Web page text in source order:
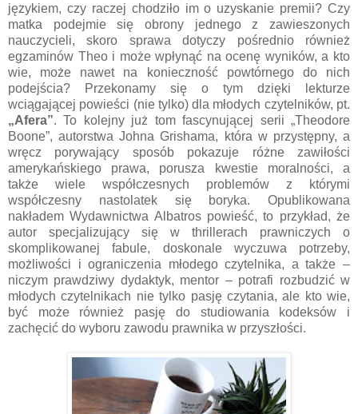
językiem, czy raczej chodziło im o uzyskanie premii? Czy
matka podejmie się obrony jednego z zawieszonych
nauczycieli, skoro sprawa dotyczy pośrednio również
egzaminów Theo i może wpłynąć na ocenę wyników, a kto
wie, może nawet na konieczność powtórnego do nich
podejścia? Przekonamy się o tym dzięki lekturze
wciągającej powieści (nie tylko) dla młodych czytelników, pt.
„Afera”. To kolejny już tom fascynującej serii „Theodore
Boone”, autorstwa Johna Grishama, która w przystępny, a
wręcz porywający sposób pokazuje różne zawiłości
amerykańskiego prawa, porusza kwestie moralności, a
także wiele współczesnych problemów z którymi
współczesny nastolatek się boryka. Opublikowana
nakładem Wydawnictwa Albatros powieść, to przykład, że
autor specjalizujący się w thrillerach prawniczych o
skomplikowanej fabule, doskonale wyczuwa potrzeby,
możliwości i ograniczenia młodego czytelnika, a także –
niczym prawdziwy dydaktyk, mentor – potrafi rozbudzić w
młodych czytelnikach nie tylko pasję czytania, ale kto wie,
być może również pasję do studiowania kodeksów i
zachęcić do wyboru zawodu prawnika w przyszłości.